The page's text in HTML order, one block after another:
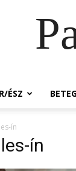
ÉSZ
ín
ín